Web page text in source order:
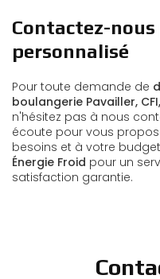
Contactez-
personnalisé
Pour toute demande de
boulangerie Pavailler,
n'hésitez pas à nous
écoute pour vous
besoins et à votre
Énergie Froid pour un
satisfaction garantie.